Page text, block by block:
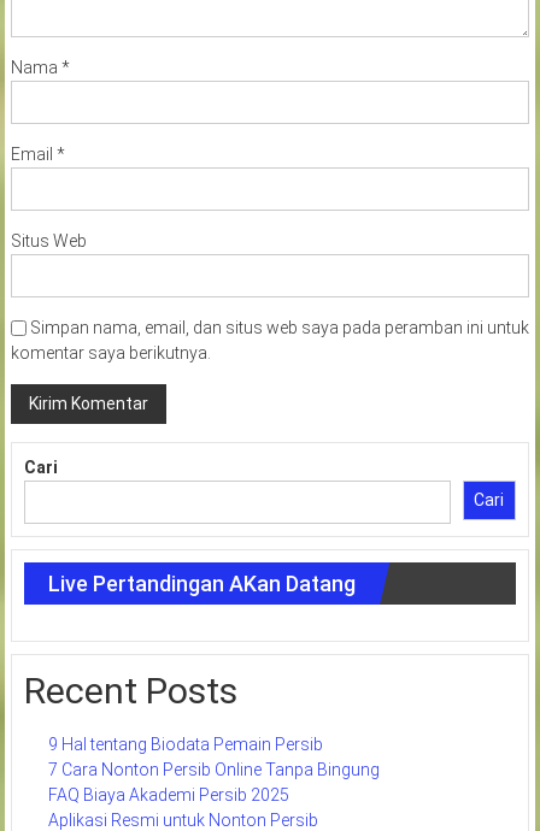
Nama *
Email *
Situs Web
Simpan nama, email, dan situs web saya pada peramban ini untuk
komentar saya berikutnya.
Cari
Cari
Live Pertandingan AKan Datang
Recent Posts
9 Hal tentang Biodata Pemain Persib
7 Cara Nonton Persib Online Tanpa Bingung
FAQ Biaya Akademi Persib 2025
Aplikasi Resmi untuk Nonton Persib